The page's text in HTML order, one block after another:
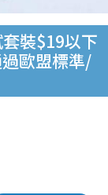
裝$19以下
歐盟標準/